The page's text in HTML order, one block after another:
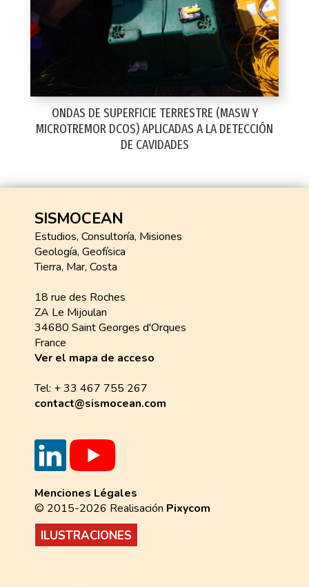
ONDAS DE SUPERFICIE TERRESTRE (MASW Y
MICROTREMOR DCOS) APLICADAS A LA DETECCIÓN
DE CAVIDADES
SISMOCEAN
Estudios, Consultoría, Misiones
Geología, Geofísica
Tierra, Mar, Costa
18 rue des Roches
ZA Le Mijoulan
34680 Saint Georges d'Orques
France
Ver el mapa de acceso
Tel: + 33 467 755 267
contact@sismocean.com
Menciones Légales
© 2015-2026 Realisación Pixycom
ILUSTRACIONES